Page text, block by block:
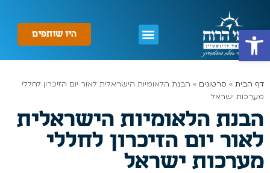
פתח סרגל נגישות היו שותפים
דף הבית » סרטונים » הבנת הלאומיות הישראלית לאור יום הזיכרון לחללי
מערכות ישראל
הבנת הלאומיות הישראלית
לאור יום הזיכרון לחללי
מערכות ישראל